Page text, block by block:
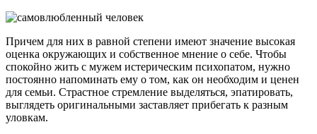
Причем для них в равной степени имеют значение высокая
оценка окружающих и собственное мнение о себе. Чтобы
спокойно жить с мужем истерическим психопатом, нужно
постоянно напоминать ему о том, как он необходим и ценен
для семьи. Страстное стремление выделяться, эпатировать,
выглядеть оригинальными заставляет прибегать к разным
уловкам.